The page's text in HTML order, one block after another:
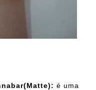
é uma